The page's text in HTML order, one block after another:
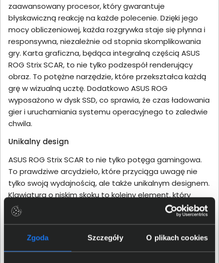
Zgoda Szczegóły O plikach cookies
zaawansowany procesor, który gwarantuje
błyskawiczną reakcję na każde polecenie. Dzięki jego
mocy obliczeniowej, każda rozgrywka staje się płynna i
responsywna, niezależnie od stopnia skomplikowania
gry. Karta graficzna, będąca integralną częścią ASUS
ROG Strix SCAR, to nie tylko podzespół renderujący
obraz. To potężne narzędzie, które przekształca każdą
grę w wizualną ucztę. Dodatkowo ASUS ROG
wyposażono w dysk SSD, co sprawia, że czas ładowania
gier i uruchamiania systemu operacyjnego to zaledwie
chwila.
Unikalny design
ASUS ROG Strix SCAR to nie tylko potęga gamingowa.
To prawdziwe arcydzieło, które przyciąga uwagę nie
tylko swoją wydajnością, ale także unikalnym designem.
Klawiatura o niskim skoku to kolejny element, który
wynosi doświadczenia graczy na wyższy poziom.
Zapewnia ona nie tylko komfort użytkowania, ale także
grach. Każde naciśnięcie klawisza jest odczuwalne, co
umożliwia graczom płynne oraz skuteczne działanie w